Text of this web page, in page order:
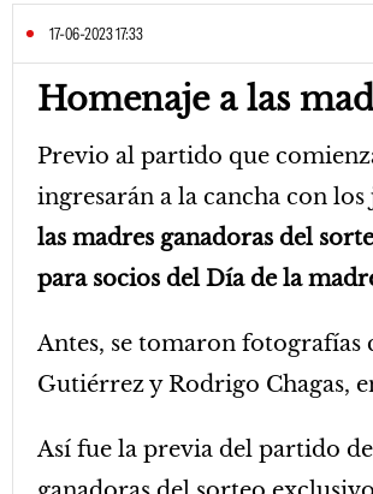
17-06-2023 17:33
Homenaje a las
Previo al partido que
ingresarán a la cancha con los
las madres ganadoras del
para socios del Día de la
Antes, se tomaron fotografías
Gutiérrez y Rodrigo Chagas,
Así fue la previa del partido